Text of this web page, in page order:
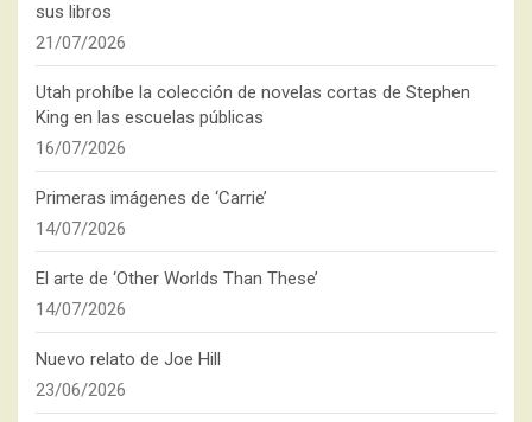
sus libros
21/07/2026
Utah prohíbe la colección de novelas cortas de Stephen
King en las escuelas públicas
16/07/2026
Primeras imágenes de ‘Carrie’
14/07/2026
El arte de ‘Other Worlds Than These’
14/07/2026
Nuevo relato de Joe Hill
23/06/2026